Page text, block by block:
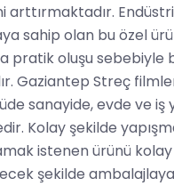
arttırmaktadır.
sahip olan bu özel
pratik oluşu sebebiyle
Gaziantep Streç
sanayide, evde ve
Kolay şekilde
istenen ürünü
şekilde